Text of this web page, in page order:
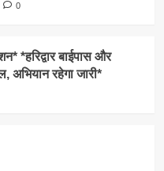
0
*हरिद्वार बाईपास और
अभियान रहेगा जारी*